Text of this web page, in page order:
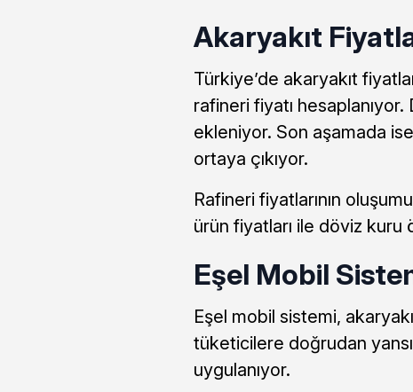
Akaryakıt
Türkiye’de akaryakıt
rafineri fiyatı
ekleniyor. Son aşamada
ortaya çıkıyor.
Rafineri fiyatlarının
ürün fiyatları ile döviz kuru
Eşel Mobil
Eşel mobil sistemi,
tüketicilere doğrudan
uygulanıyor.